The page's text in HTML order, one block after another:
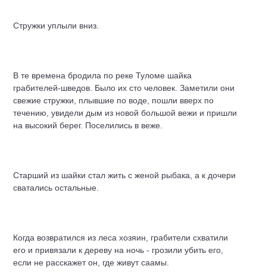
Стружки уплыли вниз.
В те времена бродила по реке Туломе шайка
грабителей-шведов. Было их сто человек. Заметили они
свежие стружки, плывшие по воде, пошли вверх по
течению, увидели дым из новой большой вежи и пришли
на высокий берег. Поселились в веже.
Старший из шайки стал жить с женой рыбака, а к дочери
сватались остальные.
Когда возвратился из леса хозяин, грабители схватили
его и привязали к дереву на ночь - грозили убить его,
если не расскажет он, где живут саамы.